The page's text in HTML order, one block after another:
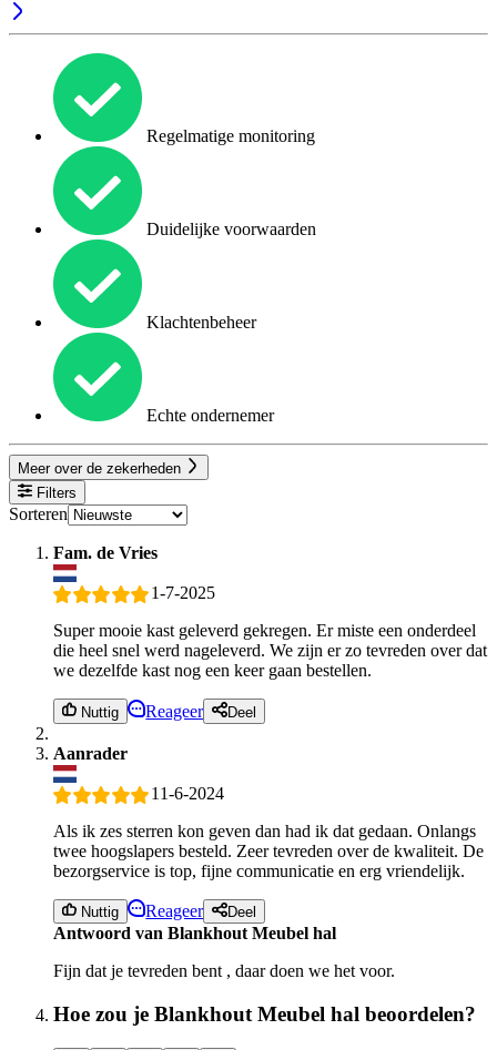
Regelmatige monitoring
Duidelijke voorwaarden
Klachtenbeheer
Echte ondernemer
Meer over de zekerheden
Filters
Sorteren
Fam. de Vries
1-7-2025
Super mooie kast geleverd gekregen. Er miste een onderdeel
die heel snel werd nageleverd. We zijn er zo tevreden over dat
we dezelfde kast nog een keer gaan bestellen.
Nuttig Reageer Deel
Aanrader
11-6-2024
Als ik zes sterren kon geven dan had ik dat gedaan. Onlangs
twee hoogslapers besteld. Zeer tevreden over de kwaliteit. De
bezorgservice is top, fijne communicatie en erg vriendelijk.
Nuttig Reageer Deel
Antwoord van Blankhout Meubel hal
Fijn dat je tevreden bent , daar doen we het voor.
Hoe zou je Blankhout Meubel hal beoordelen?